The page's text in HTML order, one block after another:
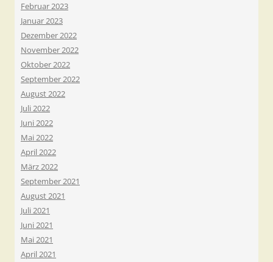
Februar 2023
Januar 2023
Dezember 2022
November 2022
Oktober 2022
September 2022
August 2022
Juli 2022
Juni 2022
Mai 2022
April 2022
März 2022
September 2021
August 2021
Juli 2021
Juni 2021
Mai 2021
April 2021